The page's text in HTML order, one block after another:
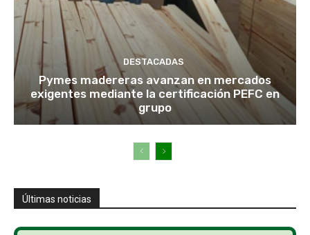
DESTACADAS
Pymes madereras avanzan en mercados
exigentes mediante la certificación PEFC en
grupo
Últimas noticias